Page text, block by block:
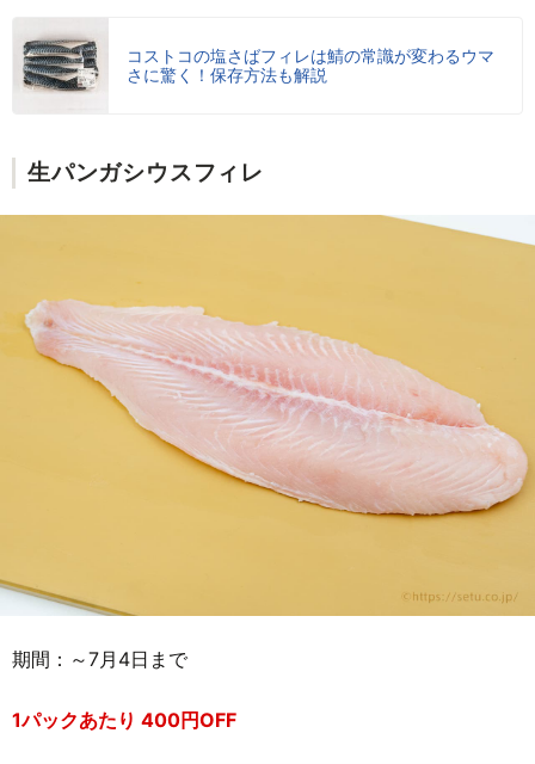
コストコの塩さばフィレは鯖の常識が変わるウマ
さに驚く！保存方法も解説
生パンガシウスフィレ
期間：～7月4日まで
1パックあたり 400円OFF